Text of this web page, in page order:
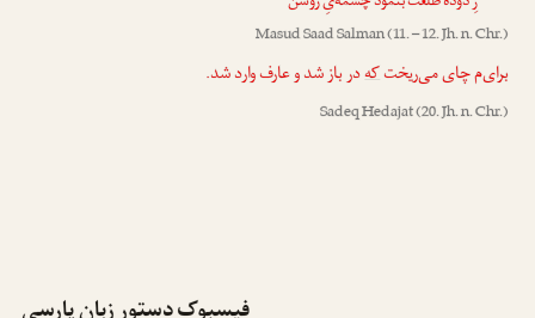
Masud Saad Salman(11. – 12. Jh. n. Chr.)
برای‌م چای می‌ریختکهدر باز شد و عارف وارد شد.
Sadeq Hedajat(20. Jh. n. Chr.)